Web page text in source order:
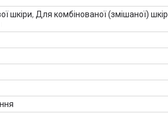
​​шкіри, Для комбінованої (змішаної)